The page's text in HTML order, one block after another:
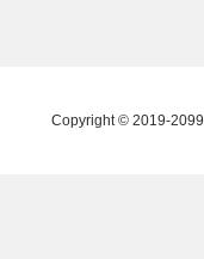
Copyright © 2019-2099